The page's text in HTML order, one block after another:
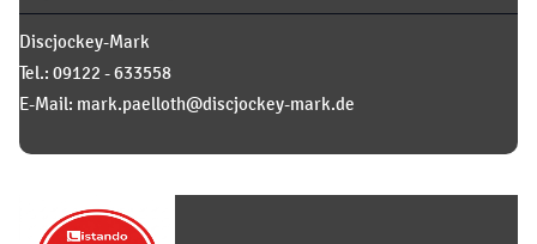
Discjockey-Mark
Tel.: 09122 - 633558
E-Mail: mark.paelloth@discjockey-mark.de